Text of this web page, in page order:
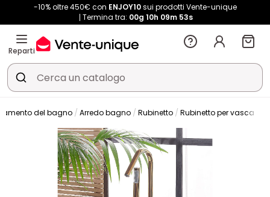
-10% oltre 450€ con ENJOY10sui prodotti Vente-unique
Termina tra: 00g 10h 09m 52s
Reparti
del bagno Arredo bagno Rubinetto Rubinetto per vasca